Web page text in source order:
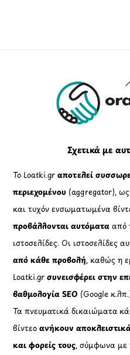
Σχετικά με
Το Loatki.grαποτελεί
περιεχομένου (aggregator), ως
και τυχόν ενσωματωμένα
προβάλλονται αυτόματααπό
ιστοσελίδες. Οι ιστοσελίδες
από κάθε προβολή, καθώς η
Loatki.gr συνεισφέρει στην
βαθμολογία SEO (Google
Τα πνευματικά δικαιώματα
βίντεοανήκουν
και φορείς τους, σύμφωνα με